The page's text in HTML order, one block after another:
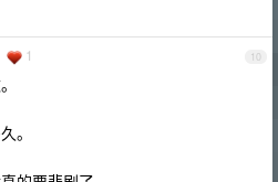
10
1
。